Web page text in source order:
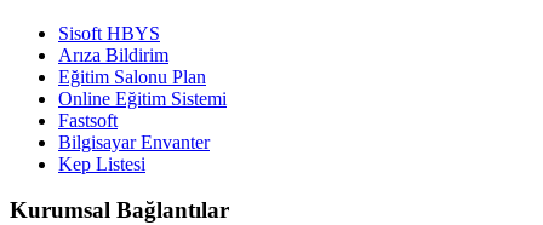
Sisoft HBYS
Arıza Bildirim
Eğitim Salonu Plan
Online Eğitim Sistemi
Fastsoft
Bilgisayar Envanter
Kep Listesi
Kurumsal Bağlantılar